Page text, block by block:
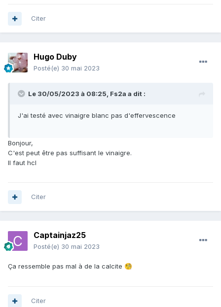
Citer
Hugo Duby
Posté(e) 30 mai 2023
Le 30/05/2023 à 08:25, Fs2a a dit :
J'ai testé avec vinaigre blanc pas d'effervescence
Bonjour,
C'est peut être pas suffisant le vinaigre.
Il faut hcl
Citer
Captainjaz25
Posté(e) 30 mai 2023
Ça ressemble pas mal à de la calcite 🧐
Citer